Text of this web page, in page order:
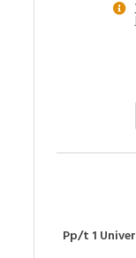
Pp/t 1